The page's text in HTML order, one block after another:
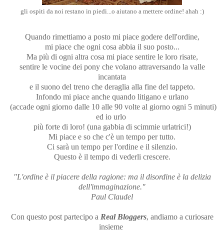
gli ospiti da noi restano in piedi...o aiutano a mettere ordine! ahah :)
Quando rimettiamo a posto mi piace godere dell'ordine,
mi piace che ogni cosa abbia il suo posto...
Ma più di ogni altra cosa mi piace sentire le loro risate,
sentire le vocine dei pony che volano attraversando la valle
incantata
e il suono del treno che deraglia alla fine del tappeto.
Infondo mi piace anche quando litigano e urlano
(accade ogni giorno dalle 10 alle 90 volte al giorno ogni 5 minuti)
ed io urlo
più forte di loro! (una gabbia di scimmie urlatrici!)
Mi piace e so che c'è un tempo per tutto.
Ci sarà un tempo per l'ordine e il silenzio.
Questo è il tempo di vederli crescere.
"L'ordine è il piacere della ragione: ma il disordine è la delizia
dell'immaginazione."
Paul Claudel
Con questo post partecipo a Real Bloggers, andiamo a curiosare
insieme